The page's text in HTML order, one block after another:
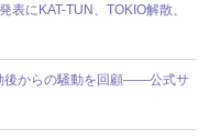
表にKAT-TUN、TOKIO解散、
後からの騒動を回顧――公式サ